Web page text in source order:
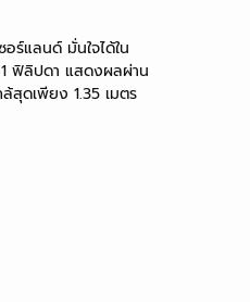
ร์แลนด์ มั่นใจได้ใน
ฟิลิปดา แสดงผลผ่าน
สุดเพียง 1.35 เมตร